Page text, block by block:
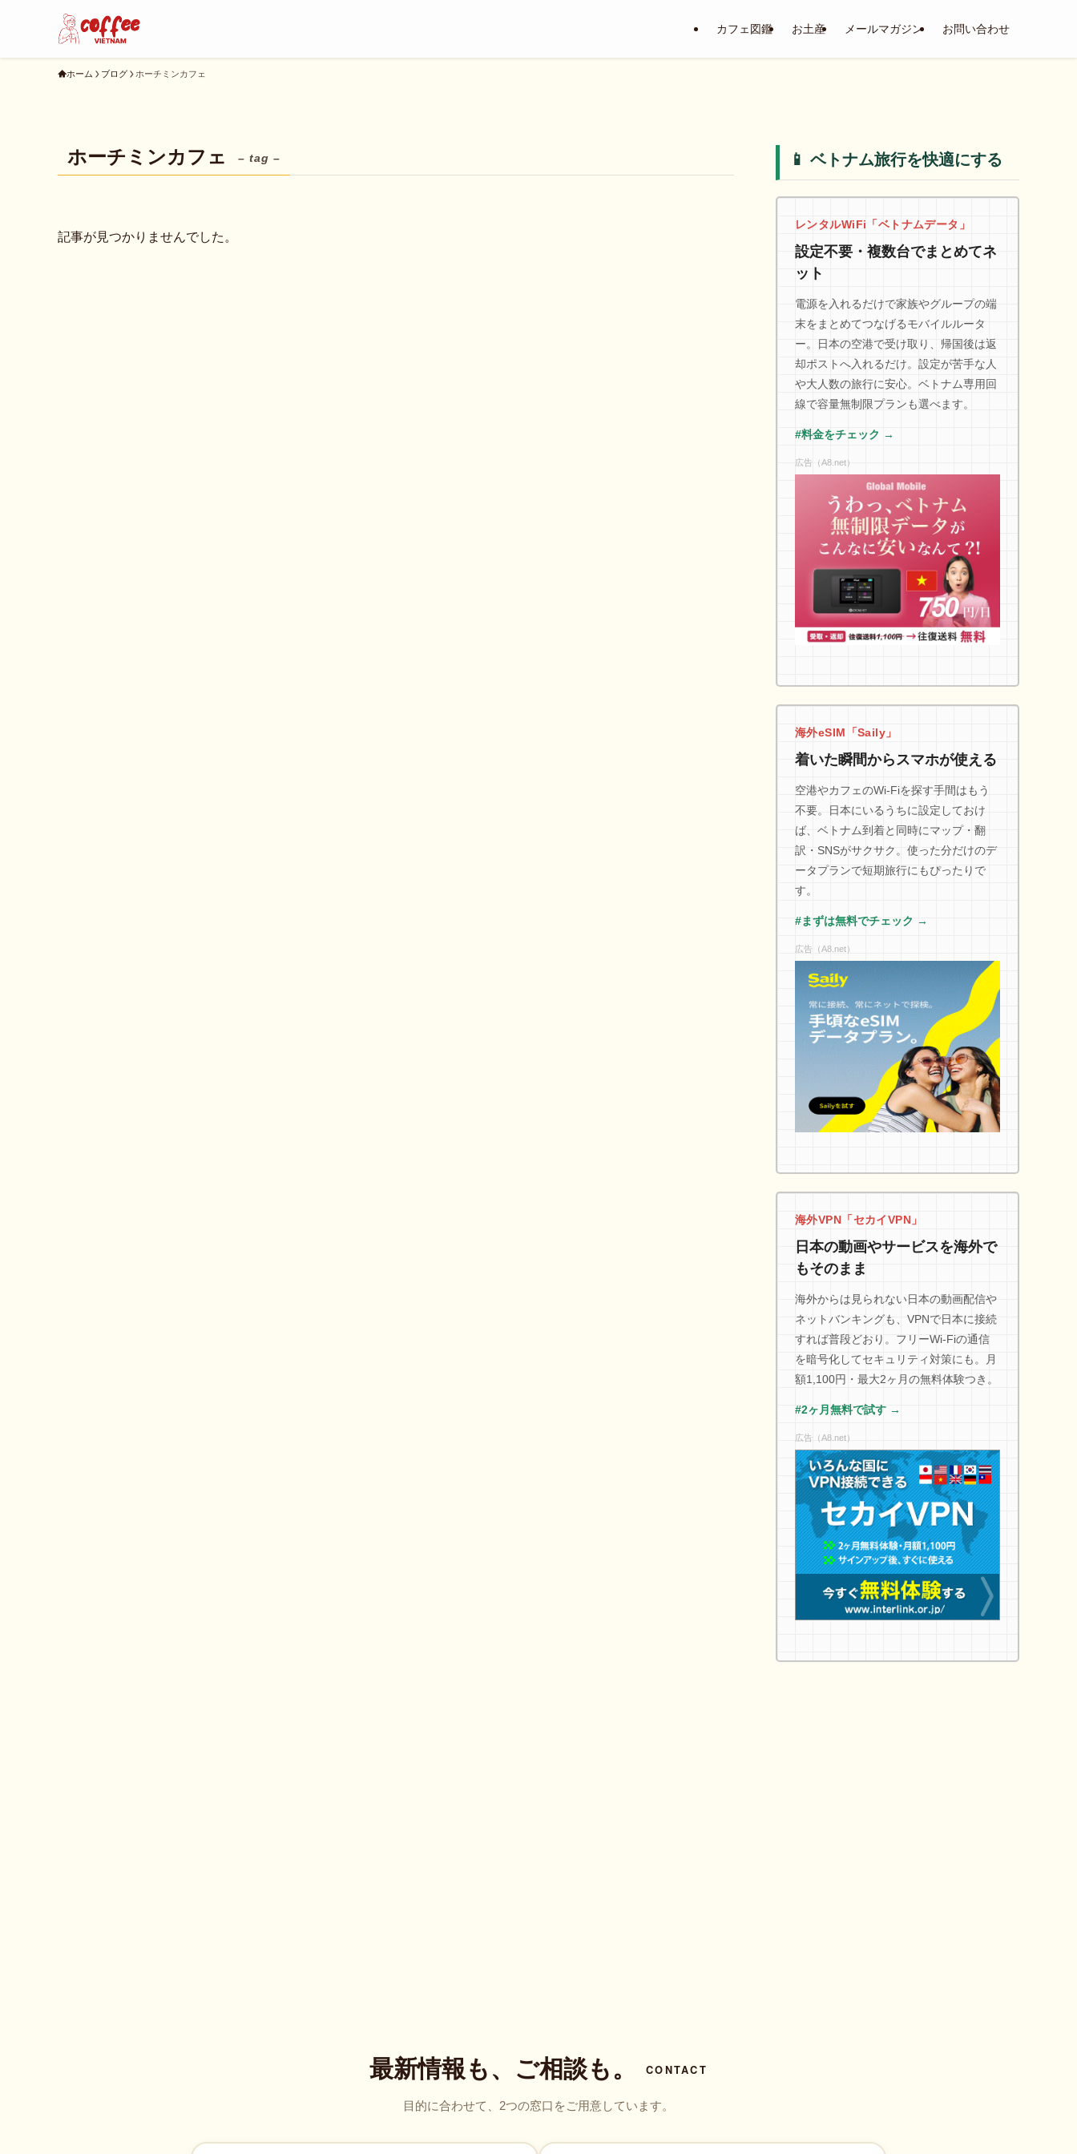
カフェ図鑑 お土産 メールマガジン お問い合わせ
ホーム ブログ ホーチミンカフェ
ホーチミンカフェ – tag –
記事が見つかりませんでした。
📱 ベトナム旅行を快適にする
レンタルWiFi「ベトナムデータ」
設定不要・複数台でまとめてネ
ット
電源を入れるだけで家族やグループの端
末をまとめてつなげるモバイルルータ
ー。日本の空港で受け取り、帰国後は返
却ポストへ入れるだけ。設定が苦手な人
や大人数の旅行に安心。ベトナム専用回
線で容量無制限プランも選べます。
#料金をチェック →
広告（A8.net）
海外eSIM「Saily」
着いた瞬間からスマホが使える
空港やカフェのWi-Fiを探す手間はもう
不要。日本にいるうちに設定しておけ
ば、ベトナム到着と同時にマップ・翻
訳・SNSがサクサク。使った分だけのデ
ータプランで短期旅行にもぴったりで
す。
#まずは無料でチェック →
広告（A8.net）
海外VPN「セカイVPN」
日本の動画やサービスを海外で
もそのまま
海外からは見られない日本の動画配信や
ネットバンキングも、VPNで日本に接続
すれば普段どおり。フリーWi-Fiの通信
を暗号化してセキュリティ対策にも。月
額1,100円・最大2ヶ月の無料体験つき。
#2ヶ月無料で試す →
広告（A8.net）
最新情報も、ご相談も。 CONTACT
目的に合わせて、2つの窓口をご用意しています。